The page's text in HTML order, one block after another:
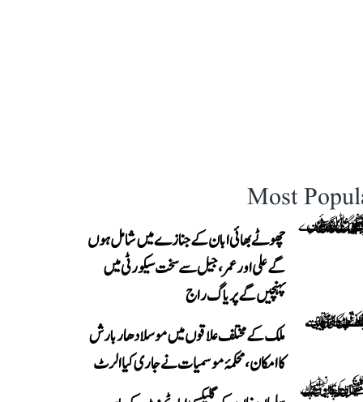
Most
چھوٹے بھائی ابان کے جنازے میں شامل ہوں
گے علی اور عمر، جیل سے سخت سیکورٹی میں
پہنچیں گے پریاگ راج
ملک کے مختلف علاقوں میں موسلادھار بارش
کا امکان، محکمۂ موسمیات نے جاری کیا الرٹ